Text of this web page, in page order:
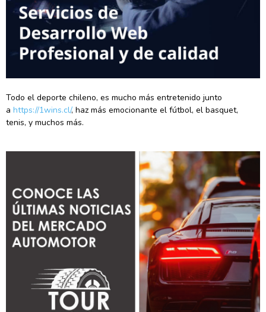
Todo el deporte chileno, es mucho más entretenido junto
a https://1wins.cl/, haz más emocionante el fútbol, el basquet,
tenis, y muchos más.